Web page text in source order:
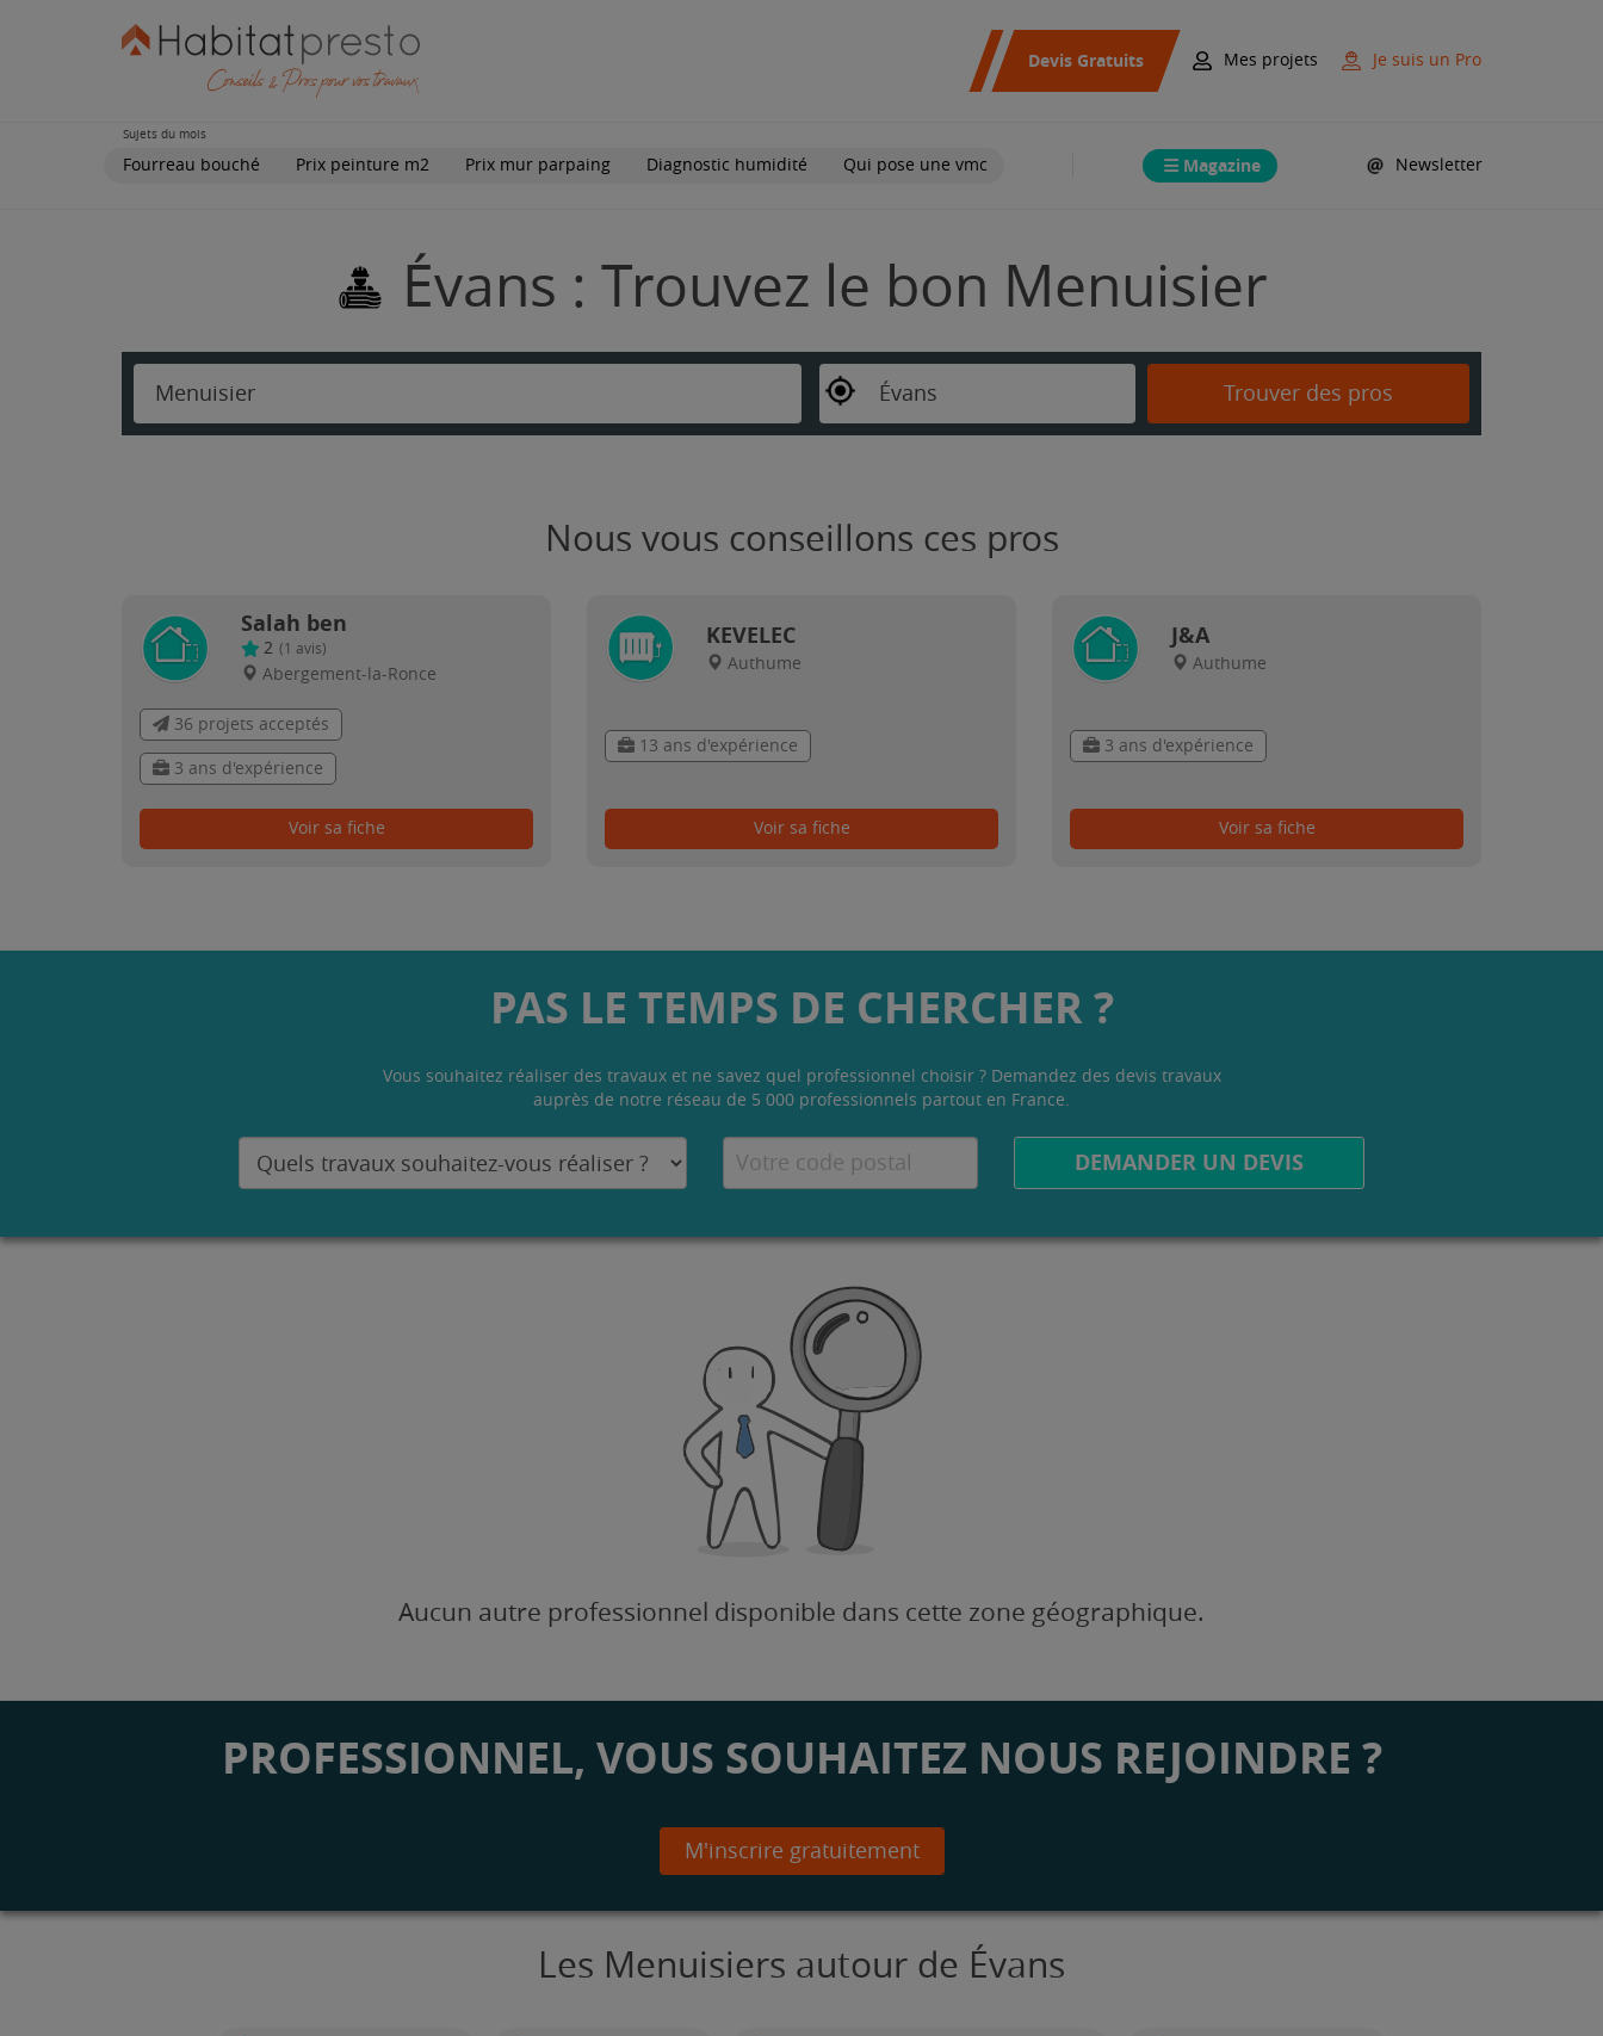
Devis Gratuits Mes projets Je suis un Pro
Sujets du mois
Fourreau bouché Prix peinture m2 Prix mur parpaing Diagnostic humidité Qui pose une vmc Magazine Newsletter
Évans : Trouvez le bon Menuisier
Menuisier Évans Trouver des pros
Nous vous conseillons ces pros
Salah ben
2 (1 avis)
Abergement-la-Ronce
36 projets acceptés
3 ans d'expérience
Voir sa fiche
KEVELEC
Authume
13 ans d'expérience
Voir sa fiche
J&A
Authume
3 ans d'expérience
Voir sa fiche
PAS LE TEMPS DE CHERCHER ?
Vous souhaitez réaliser des travaux et ne savez quel professionnel choisir ? Demandez des devis travaux
auprès de notre réseau de 5 000 professionnels partout en France.
DEMANDER UN DEVIS
Aucun autre professionnel disponible dans cette zone géographique.
PROFESSIONNEL, VOUS SOUHAITEZ NOUS REJOINDRE ?
M'inscrire gratuitement
Les Menuisiers autour de Évans